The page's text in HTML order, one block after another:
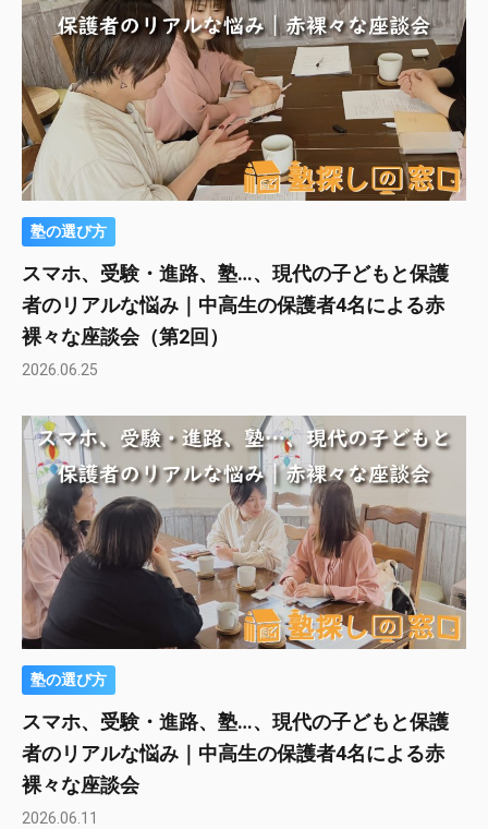
塾の選び方
スマホ、受験・進路、塾…、現代の子どもと保護
者のリアルな悩み｜中高生の保護者4名による赤
裸々な座談会（第2回）
2026.06.25
塾の選び方
スマホ、受験・進路、塾…、現代の子どもと保護
者のリアルな悩み｜中高生の保護者4名による赤
裸々な座談会
2026.06.11